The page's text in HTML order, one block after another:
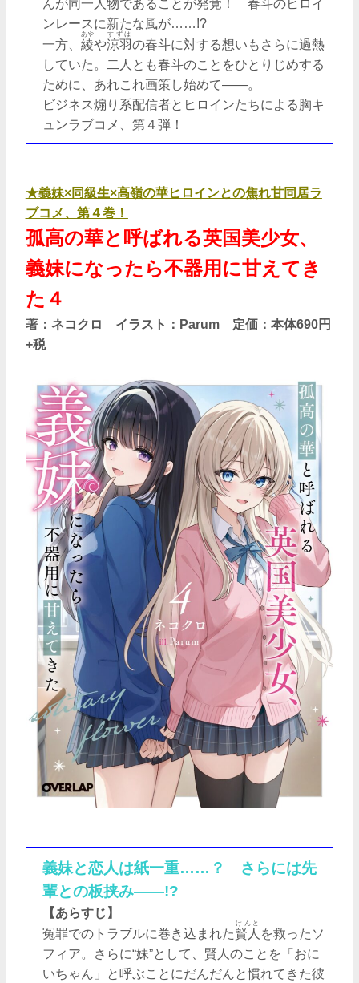
んが同一人物であることが発覚！ 春斗のヒロイ
ンレースに新たな風が……!?
一方、 綾
あや
や涼羽
すずは
の春斗に対する想いもさらに過熱
していた。二人とも春斗のことをひとりじめする
ために、あれこれ画策し始めて――。
ビジネス煽り系配信者とヒロインたちによる胸キ
ュンラブコメ、第４弾！
★義妹×同級生×高嶺の華ヒロインとの焦れ甘同居ラ
ブコメ、第４巻！
孤高の華と呼ばれる英国美少女、
義妹になったら不器用に甘えてき
た４
著：ネコクロ イラスト：Parum 定価：本体690円
+税
義妹と恋人は紙一重……？ さらには先
輩との板挟み――!?
【あらすじ】
冤罪でのトラブルに巻き込まれた賢人
けんと
を救ったソ
フィア。さらに“妹”として、賢人のことを「おに
いちゃん」と呼ぶことにだんだんと慣れてきた彼